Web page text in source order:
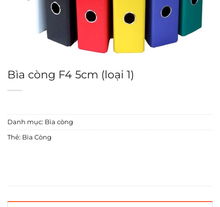
Bìa còng F4 5cm (loại 1)
Danh mục: Bìa còng
Thẻ: Bìa Còng